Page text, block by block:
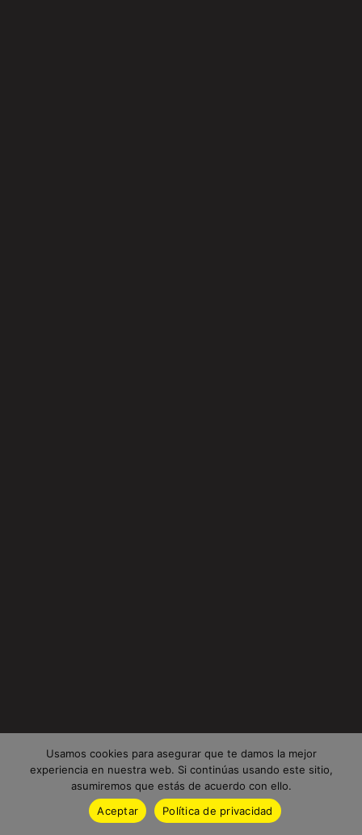
Usamos cookies para asegurar que te damos la mejor
experiencia en nuestra web. Si continúas usando este sitio,
asumiremos que estás de acuerdo con ello.
Aceptar
Política de privacidad